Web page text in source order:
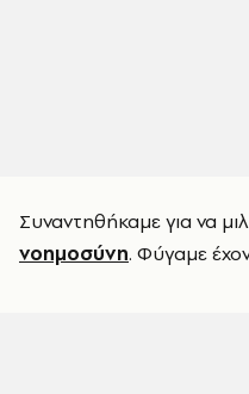
Συναντηθήκαμε για να
νοημοσύνη. Φύγαμε